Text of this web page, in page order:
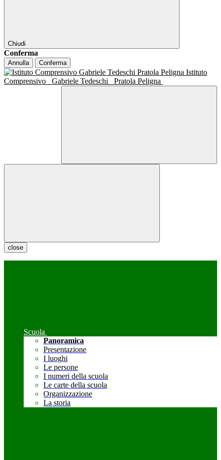
Chiudi
Conferma
Annulla Conferma
Istituto
Comprensivo
Gabriele Tedeschi Pratola Peligna
close
Scuola
Panoramica
Presentazione
I luoghi
Le persone
I numeri della scuola
Le carte della scuola
Organizzazione
La storia